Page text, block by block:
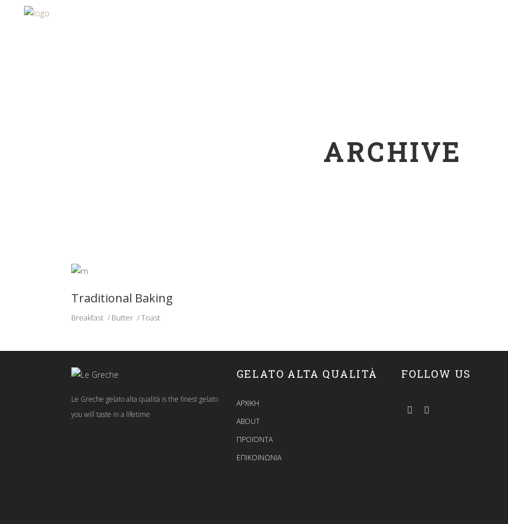
ARCHIVE
Traditional Baking
Breakfast Butter Toast
Le Greche gelato alta qualità is the finest gelato
you will taste in a lifetime
GELATO ALTA QUALITÀ
ΑΡΧΙΚΗ
ABOUT
ΠΡΟΪΟΝΤΑ
ΕΠΙΚΟΙΝΩΝΙΑ
FOLLOW US